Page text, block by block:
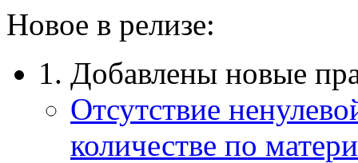
Новое в релизе:
1. Добавлены новые
Отсутствие
количестве по